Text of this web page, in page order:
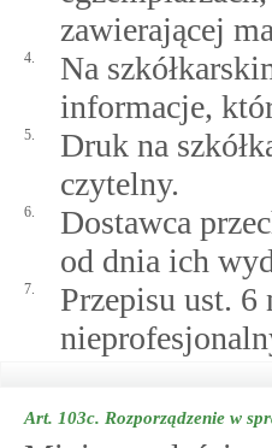
zawierającej
4.
Na
informacje,
5.
Druk na
czytelny.
6.
Dostawca
od dnia ich
7.
Przepisu ust. 6
Art. 103c. Rozporządzenie w